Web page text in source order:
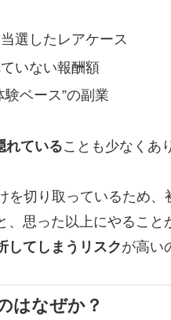
選したレアケース
いない報酬額
ベース”の副業
れていることも少なくあ
を切り取っているため
思った以上にやること
してしまうリスクが高い
はなぜか？